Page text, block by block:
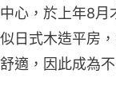
心，於上年8月
日式木造平房
適，因此成為